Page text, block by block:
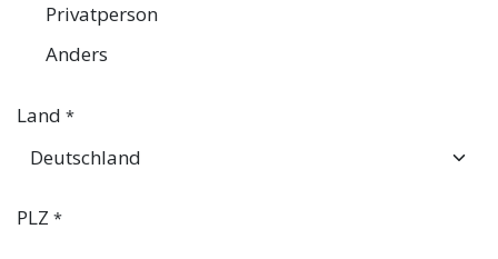
Privatperson
Anders
Land *
PLZ *